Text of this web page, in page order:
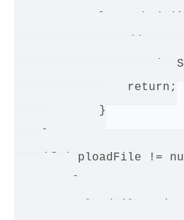
// TODO
                return;
            }
if (uploadFile !=